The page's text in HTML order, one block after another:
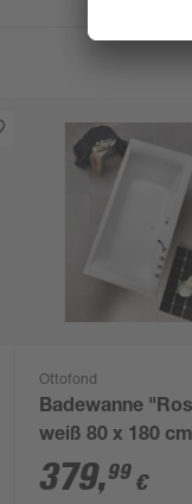
Ottofond
Badewanne
weiß 80 x 180
379,99 €